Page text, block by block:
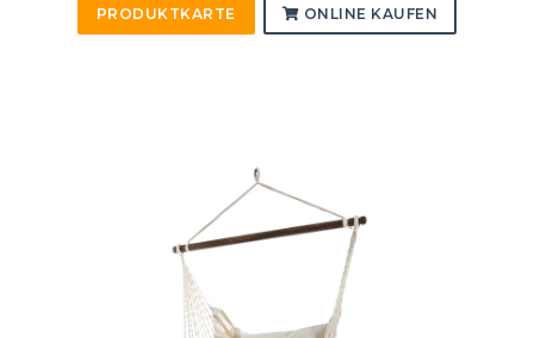
PRODUKTKARTE ONLINE KAUFEN